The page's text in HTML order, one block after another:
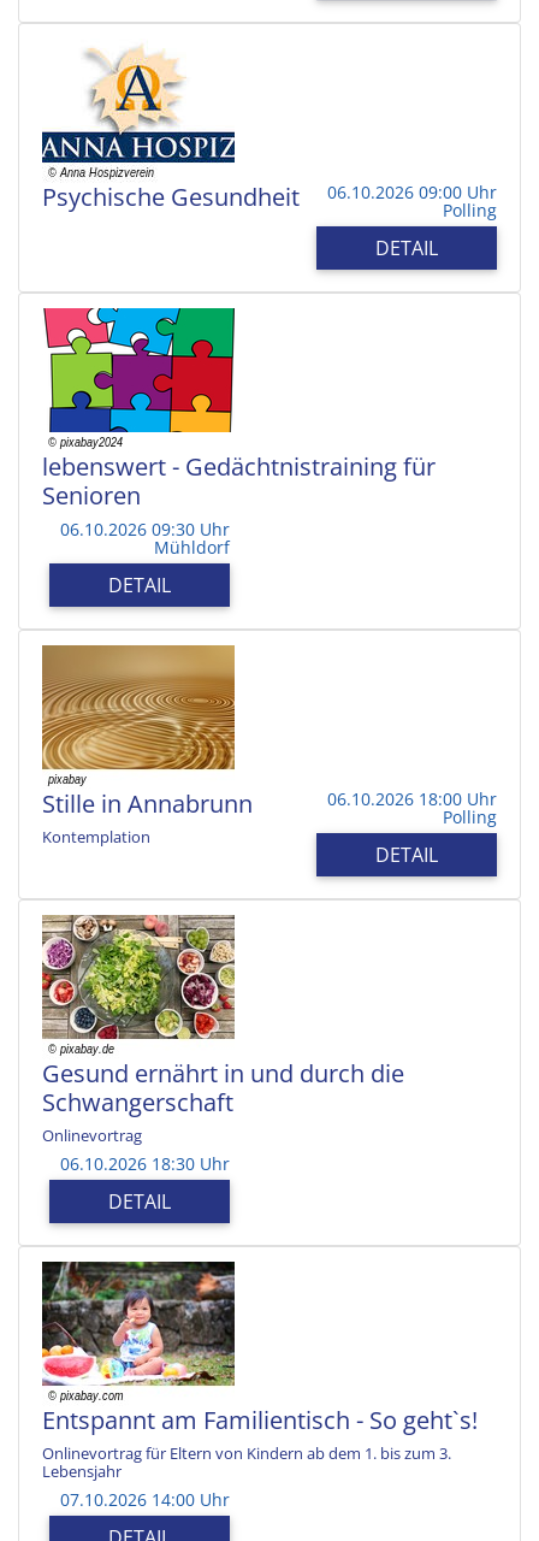
Psychische Gesundheit 06.10.2026 09:00 Uhr
Polling
DETAIL
lebenswert - Gedächtnistraining für
Senioren
06.10.2026 09:30 Uhr
Mühldorf
DETAIL
Stille in Annabrunn
Kontemplation
06.10.2026 18:00 Uhr
Polling
DETAIL
Gesund ernährt in und durch die
Schwangerschaft
Onlinevortrag
06.10.2026 18:30 Uhr
DETAIL
Entspannt am Familientisch - So geht`s!
Onlinevortrag für Eltern von Kindern ab dem 1. bis zum 3.
Lebensjahr
07.10.2026 14:00 Uhr